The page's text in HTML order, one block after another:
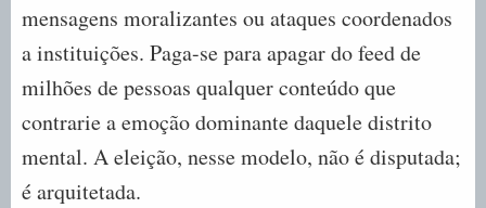
mensagens moralizantes ou ataques coordenados
a instituições. Paga-se para apagar do feed de
milhões de pessoas qualquer conteúdo que
contrarie a emoção dominante daquele distrito
mental. A eleição, nesse modelo, não é disputada;
é arquitetada.